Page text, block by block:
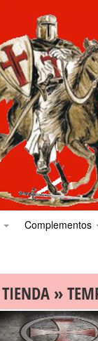
Complementos
TIENDA»